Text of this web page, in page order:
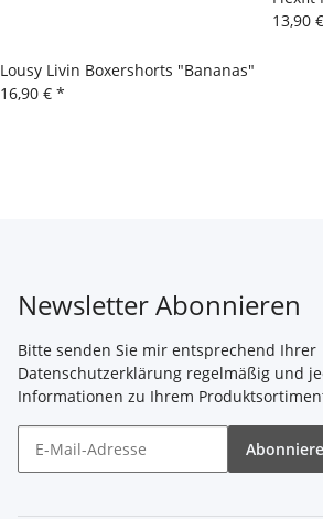
Lousy Livin Boxershorts "Bananas"
16,90 € *
13,90 €
Newsletter Abonnieren
Bitte senden Sie mir entsprechend Ihrer
Datenschutzerklärung regelmäßig und
Informationen zu Ihrem